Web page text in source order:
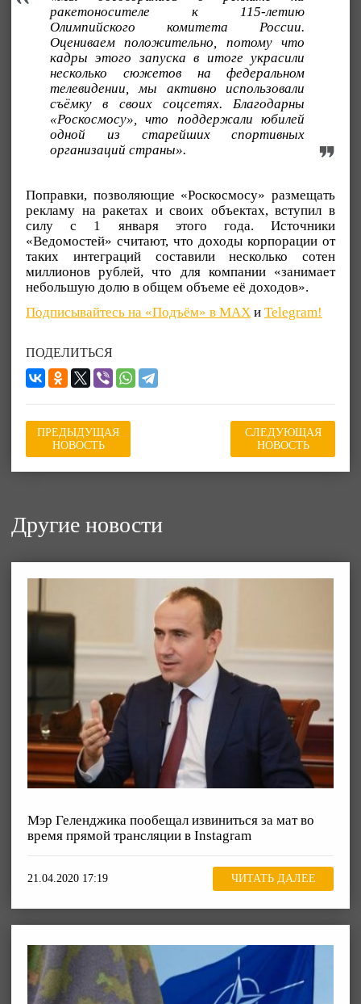
ракетоносителе к 115-летию
Олимпийского комитета России.
Оцениваем положительно, потому что
кадры этого запуска в итоге украсили
несколько сюжетов на федеральном
телевидении, мы активно использовали
съёмку в своих соцсетях. Благодарны
«Роскосмосу», что поддержали юбилей
одной из старейших спортивных
организаций страны».
Поправки, позволяющие «Роскосмосу» размещать
рекламу на ракетах и своих объектах, вступил в
силу с 1 января этого года. Источники
«Ведомостей» считают, что доходы корпорации от
таких интеграций составили несколько сотен
миллионов рублей, что для компании «занимает
небольшую долю в общем объеме её доходов».
Подписывайтесь на «Подъём» в MAX и Telegram!
ПОДЕЛИТЬСЯ
ПРЕДЫДУЩАЯ
НОВОСТЬ
СЛЕДУЮЩАЯ
НОВОСТЬ
Другие новости
Мэр Геленджика пообещал извиниться за мат во
время прямой трансляции в Instagram
21.04.2020 17:19 ЧИТАТЬ ДАЛЕЕ